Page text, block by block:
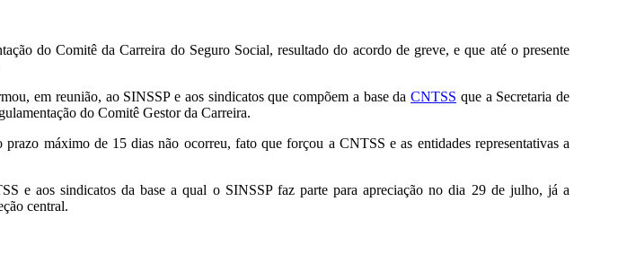
do Comitê da Carreira do Seguro Social, resultado do acordo de greve, e que até o presente
em reunião, ao SINSSP e aos sindicatos que compõem a base daCNTSS que a Secretaria de
do Comitê Gestor da Carreira.
máximo de 15 dias não ocorreu, fato que forçou a CNTSS e as entidades representativas a
e aos sindicatos da base a qual o SINSSP faz parte para apreciação no dia 29 de julho, já a
central.